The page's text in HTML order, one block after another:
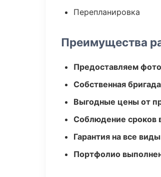
Перепланировка
Преимущества
Предоставляем
Собственная
Выгодные цены от
Соблюдение сроков
Гарантия на все
Портфолио